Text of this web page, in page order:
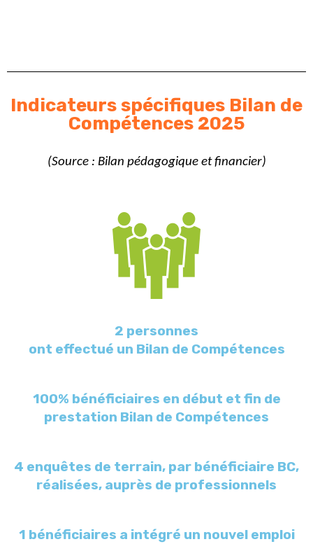
Indicateurs spécifiques Bilan de
Compétences 2025
(Source: Bilan pédagogique et financier)
2 personnes
ont effectué un Bilan de Compétences
100% bénéficiaires en début et fin de
prestation Bilan de Compétences
4 enquêtes de terrain, par bénéficiaire BC,
réalisées, auprès de professionnels
1 bénéficiaires a intégré un nouvel emploi